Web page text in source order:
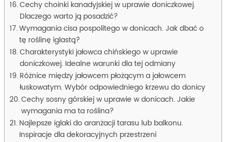
Cechy choinki kanadyjskiej w uprawie doniczkowej.
Dlaczego warto ją posadzić?
Wymagania cisa pospolitego w donicach. Jak dbać o
tę roślinę iglastą?
Charakterystyki jałowca chińskiego w uprawie
doniczkowej. Idealne warunki dla tej odmiany
Różnice między jałowcem płożącym a jałowcem
łuskowatym. Wybór odpowiedniego krzewu do donicy
Cechy sosny górskiej w uprawie w donicach. Jakie
wymagania ma ta roślina?
Najlepsze iglaki do aranżacji tarasu lub balkonu.
Inspiracje dla dekoracyjnych przestrzeni